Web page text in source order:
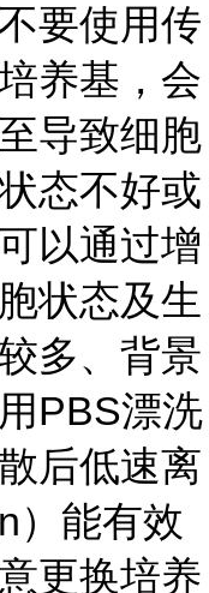
要使用传
养基，会
导致细胞
态不好或
以通过增
状态及生
多、背景
PBS漂洗
后低速离
）能有效
更换培养